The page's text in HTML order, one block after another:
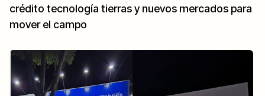
crédito tecnología tierras y nuevos mercados para
mover el campo